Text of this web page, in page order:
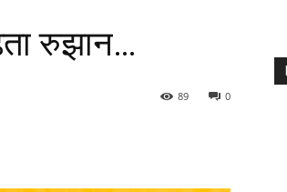
रुझान…
0
89